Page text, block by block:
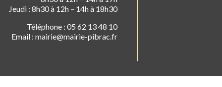
Jeudi : 8h30 à 12h – 14h à 18h30
Téléphone : 05 62 13 48 10
Email : mairie@mairie-pibrac.fr